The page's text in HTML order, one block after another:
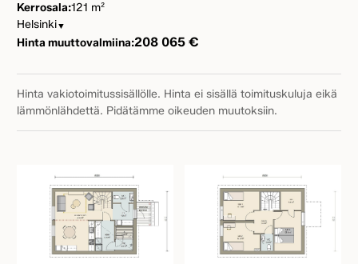
Kerrosala:121 m²
Helsinki▼
Hinta muuttovalmiina:208 065 €
Hinta vakiotoimitussisällölle. Hinta ei sisällä toimituskuluja eikä
lämmönlähdettä. Pidätämme oikeuden muutoksiin.